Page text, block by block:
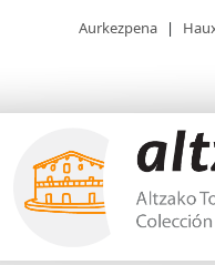
Aurkezpena |